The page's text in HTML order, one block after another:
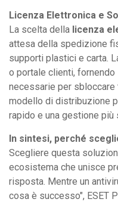
Licenza Elettronica e
La scelta della licenza
attesa della spedizione
supporti plastici e carta.
o portale clienti,
necessarie per
modello di distribuzione
rapido e una gestione più
In sintesi, perché
Scegliere questa
ecosistema che unisce
risposta. Mentre un
cosa è successo", ESET